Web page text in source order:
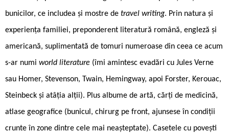
bunicilor, ce includea și mostre de travel writing. Prin natura și
experiența familiei, preponderent literatură română, engleză și
americană, suplimentată de tomuri numeroase din ceea ce acum
s-ar numi world literature (îmi amintesc evadări cu Jules Verne
sau Homer, Stevenson, Twain, Hemingway, apoi Forster, Kerouac,
Steinbeck și atâția alții). Plus albume de artă, cărți de medicină,
atlase geografice (bunicul, chirurg pe front, ajunsese în condiții
crunte în zone dintre cele mai neașteptate). Casetele cu povești